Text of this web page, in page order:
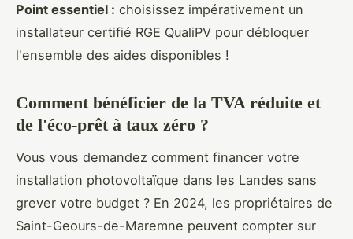
Point essentiel : choisissez impérativement un
installateur certifié RGE QualiPV pour débloquer
l'ensemble des aides disponibles !
Comment bénéficier de la TVA réduite et
de l'éco-prêt à taux zéro ?
Vous vous demandez comment financer votre
installation photovoltaïque dans les Landes sans
grever votre budget ? En 2024, les propriétaires de
Saint-Geours-de-Maremne peuvent compter sur